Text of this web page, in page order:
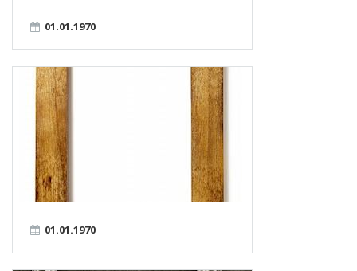
01.01.1970
01.01.1970